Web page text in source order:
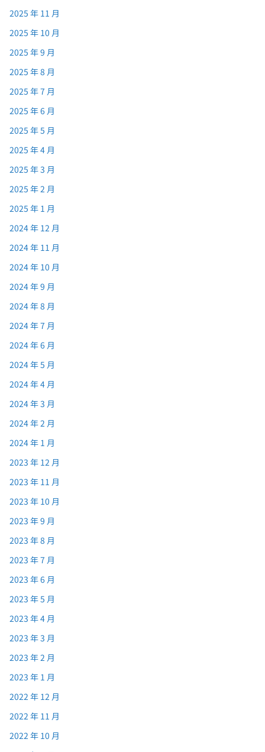
2025 年 11 月
2025 年 10 月
2025 年 9 月
2025 年 8 月
2025 年 7 月
2025 年 6 月
2025 年 5 月
2025 年 4 月
2025 年 3 月
2025 年 2 月
2025 年 1 月
2024 年 12 月
2024 年 11 月
2024 年 10 月
2024 年 9 月
2024 年 8 月
2024 年 7 月
2024 年 6 月
2024 年 5 月
2024 年 4 月
2024 年 3 月
2024 年 2 月
2024 年 1 月
2023 年 12 月
2023 年 11 月
2023 年 10 月
2023 年 9 月
2023 年 8 月
2023 年 7 月
2023 年 6 月
2023 年 5 月
2023 年 4 月
2023 年 3 月
2023 年 2 月
2023 年 1 月
2022 年 12 月
2022 年 11 月
2022 年 10 月